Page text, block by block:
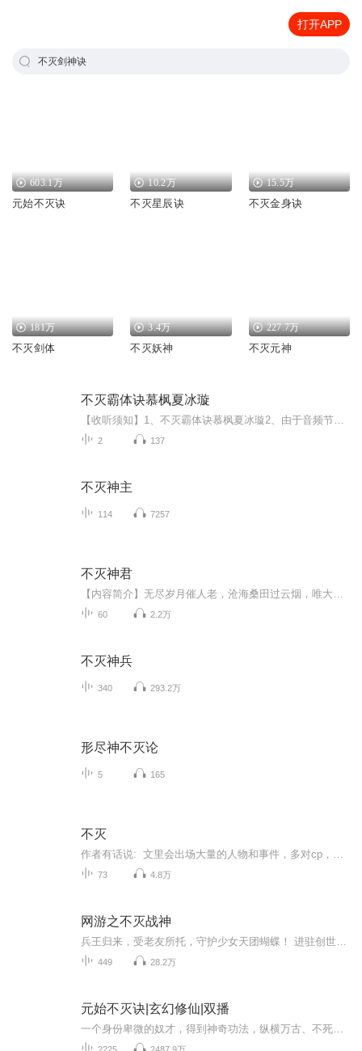
打开APP
不灭剑神诀
603.1万
元始不灭诀
10.2万
不灭星辰诀
15.5万
不灭金身诀
181万
不灭剑体
3.4万
不灭妖神
227.7万
不灭元神
不灭霸体诀慕枫夏冰璇
2 137
不灭神主
114 7257
不灭神君
60 2.2万
不灭神兵
340 293.2万
形尽神不灭论
5 165
不灭
73 4.8万
网游之不灭战神
449 28.2万
元始不灭诀|玄幻修仙|双播